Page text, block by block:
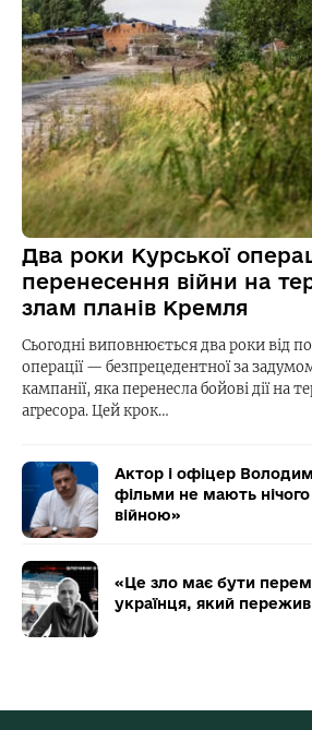
Два роки Курської
перенесення війни на
злам планів Кремля
Сьогодні виповнюється два роки від
операції — безпрецедентної за
кампанії, яка перенесла бойові дії на
агресора. Цей крок…
Актор і офіцер
фільми не мають нічого
війною»
«Це зло має бути
українця, який